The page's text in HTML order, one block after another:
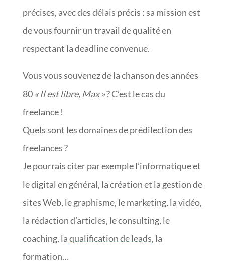
précises, avec des délais précis : sa mission est
de vous fournir un travail de qualité en
respectant la deadline convenue.
Vous vous souvenez de la chanson des années
80 « Il est libre, Max »? C’est le cas du
freelance !
Quels sont les domaines de prédilection des
freelances ?
Je pourrais citer par exemple l’informatique et
le digital en général, la création et la gestion de
sites Web, le graphisme, le marketing, la vidéo,
la rédaction d’articles, le consulting, le
coaching, laqualification de leads, la
formation…